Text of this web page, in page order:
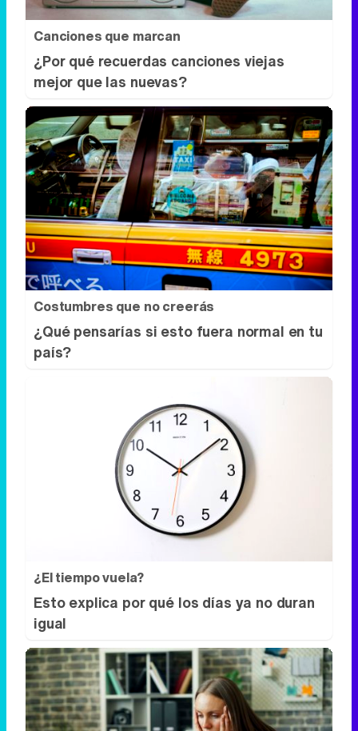
Canciones que marcan
¿Por qué recuerdas canciones viejas
mejor que las nuevas?
Costumbres que no creerás
¿Qué pensarías si esto fuera normal en tu
país?
¿El tiempo vuela?
Esto explica por qué los días ya no duran
igual